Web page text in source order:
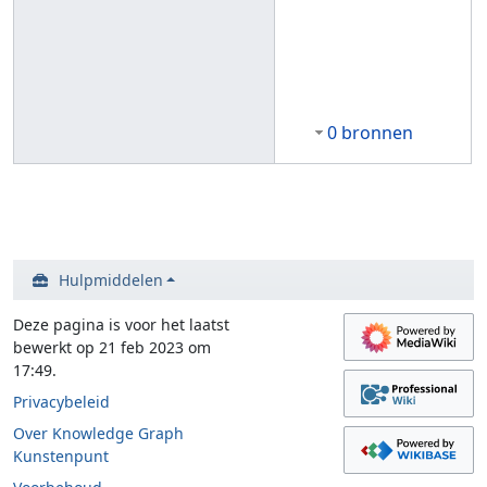
0 bronnen
Hulpmiddelen
Deze pagina is voor het laatst
bewerkt op 21 feb 2023 om
17:49.
Privacybeleid
Over Knowledge Graph
Kunstenpunt